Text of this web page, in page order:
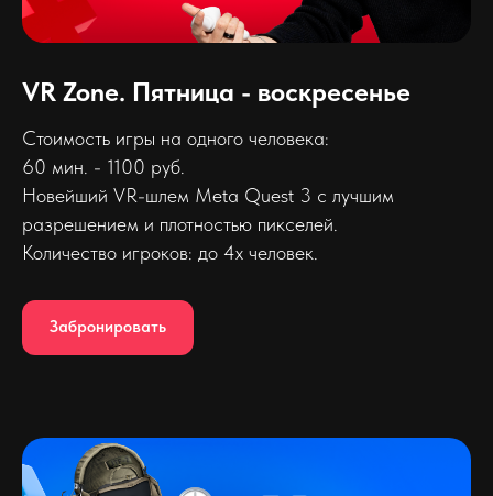
VR Zone. Пятница - воскресенье
Стоимость игры на одного человека:
60 мин. - 1100 руб.
Новейший VR-шлем Meta Quest 3 с лучшим
разрешением и плотностью пикселей.
Количество игроков: до 4х человек.
Забронировать